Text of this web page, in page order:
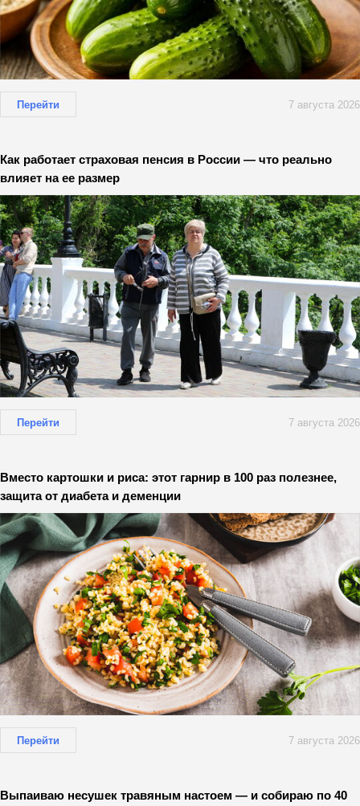
Перейти 7 августа 2026
Как работает страховая пенсия в России — что реально
влияет на ее размер
Перейти 7 августа 2026
Вместо картошки и риса: этот гарнир в 100 раз полезнее,
защита от диабета и деменции
Перейти 7 августа 2026
Выпаиваю несушек травяным настоем — и собираю по 40